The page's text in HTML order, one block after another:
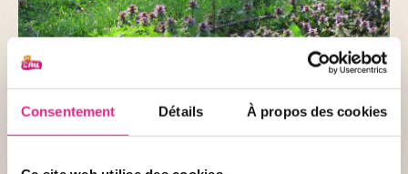
Consentement Détails À propos des cookies